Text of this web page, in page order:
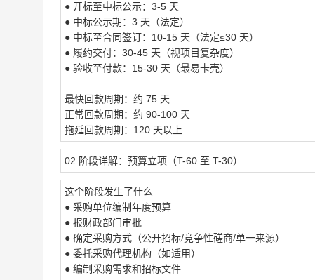
● 开标至中标公示：3-5 天
● 中标公示期：3 天（法定）
● 中标至合同签订：10-15 天（法定≤30 天）
● 履约交付：30-45 天（视项目复杂度）
● 验收至付款：15-30 天（最易卡壳）
最快回款周期：约 75 天
正常回款周期：约 90-100 天
拖延回款周期：120 天以上
02 阶段详解：预算立项（T-60 至 T-30）
这个阶段发生了什么
● 采购单位编制年度预算
● 报财政部门审批
● 确定采购方式（公开招标/竞争性磋商/单一来源）
● 委托采购代理机构（如适用）
● 编制采购需求和招标文件